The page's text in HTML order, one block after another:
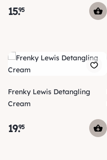
15.95
Frenky Lewis Detangling
Cream
19.95